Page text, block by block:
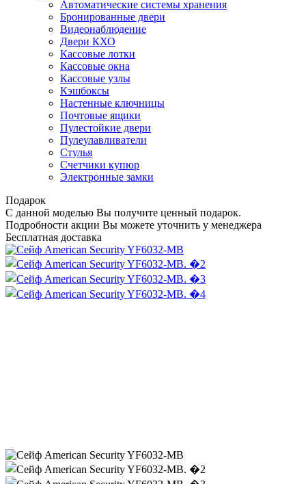
Автоматические системы хранения
Бронированные двери
Видеонаблюдение
Двери КХО
Кассовые лотки
Кассовые окна
Кассовые узлы
Кэшбоксы
Настенные ключницы
Почтовые ящики
Пулестойкие двери
Пулеулавливатели
Стулья
Счетчики купюр
Электронные замки
Подарок
С данной моделью Вы получите ценный подарок.
Подробности акции Вы можете уточнить у менеджера
Бесплатная доставка